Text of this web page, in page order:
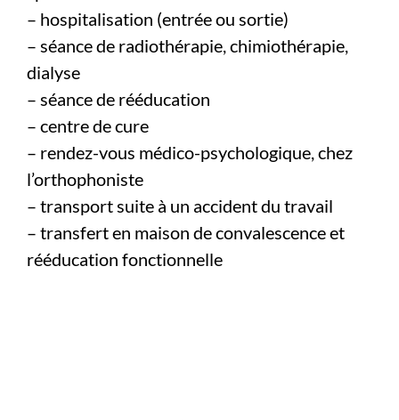
– hospitalisation (entrée ou sortie)
– séance de radiothérapie, chimiothérapie,
dialyse
– séance de rééducation
– centre de cure
– rendez-vous médico-psychologique, chez
l’orthophoniste
– transport suite à un accident du travail
– transfert en maison de convalescence et
rééducation fonctionnelle